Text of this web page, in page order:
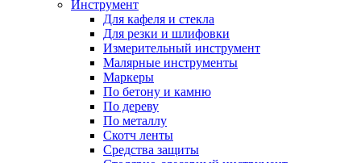
Инструмент
Для кафеля и стекла
Для резки и шлифовки
Измерительный инструмент
Малярные инструменты
Маркеры
По бетону и камню
По дереву
По металлу
Скотч ленты
Средства защиты